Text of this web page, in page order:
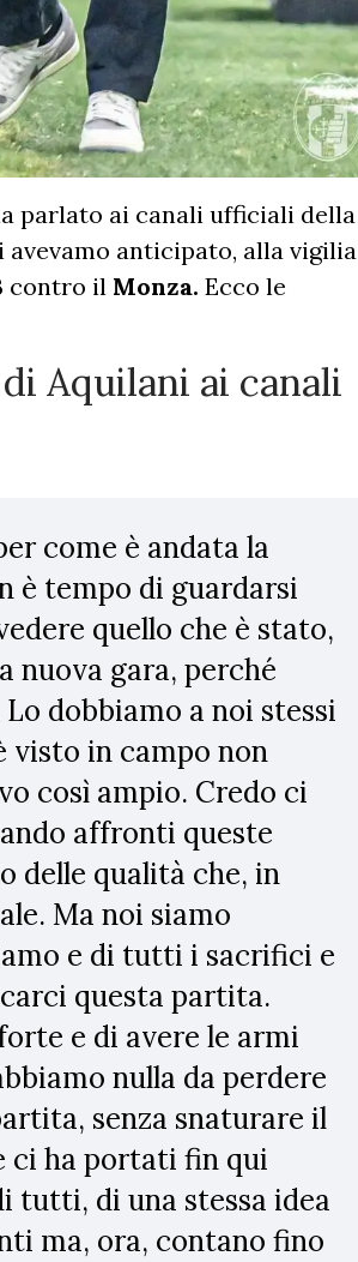
parlato ai canali ufficiali della
avevamo anticipato, alla vigilia
contro il Monza. Ecco le
Aquilani ai canali
come è andata la
è tempo di guardarsi
quello che è stato,
nuova gara, perché
dobbiamo a noi stessi
visto in campo non
così ampio. Credo ci
affronti queste
delle qualità che, in
Ma noi siamo
e di tutti i sacrifici e
questa partita.
e di avere le armi
nulla da perdere
senza snaturare il
ci ha portati fin qui
tutti, di una stessa idea
ma, ora, contano fino